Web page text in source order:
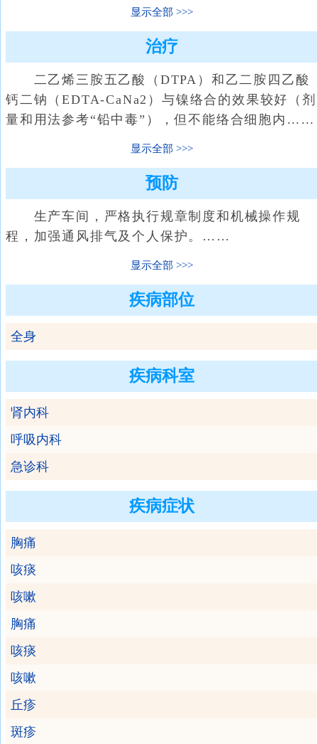
显示全部
治疗
二乙烯三胺五乙酸（DTPA）和乙二胺四乙酸
钙二钠（EDTA-CaNa2）与镍络合的效果较好（剂
量和用法参考“铅中毒”），但不能络合细胞内……
显示全部
预防
生产车间，严格执行规章制度和机械操作规
程，加强通风排气及个人保护。……
显示全部
疾病部位
全身
疾病科室
肾内科
呼吸内科
急诊科
疾病症状
胸痛
咳痰
咳嗽
胸痛
咳痰
咳嗽
丘疹
斑疹